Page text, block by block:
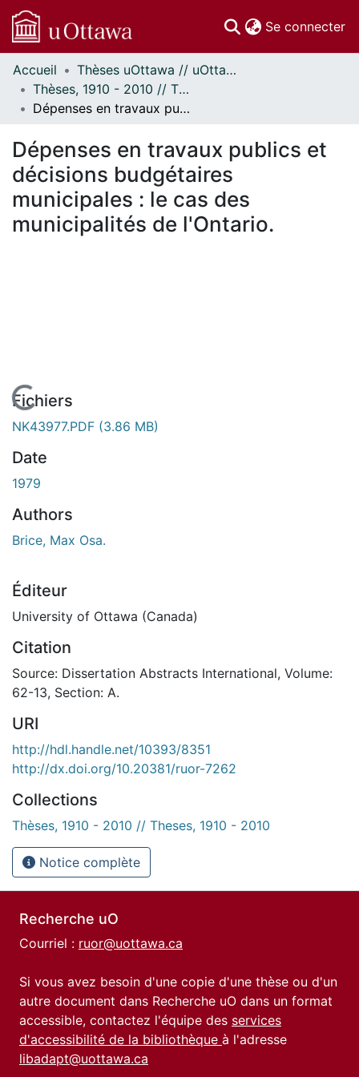
Se connecter
Communautés
et collections
Parcourir
À propos
Accueil
Thèses uOttawa // uOttawa Theses
Thèses, 1910 - 2010 // Theses, 1910 - 2010
Dépenses en travaux publics et décisions budgétaires municipales : le cas des municipalités de l'Ontario.
Dépenses en travaux publics et
décisions budgétaires
municipales : le cas des
municipalités de l'Ontario.
En cours de chargement...
Fichiers
NK43977.PDF (3.86 MB)
Date
1979
Authors
Brice, Max Osa.
Éditeur
University of Ottawa (Canada)
Citation
Source: Dissertation Abstracts International, Volume:
62-13, Section: A.
URI
http://hdl.handle.net/10393/8351
http://dx.doi.org/10.20381/ruor-7262
Collections
Thèses, 1910 - 2010 // Theses, 1910 - 2010
Notice complète
Recherche uO
Courriel : ruor@uottawa.ca
Si vous avez besoin d'une copie d'une thèse ou d'un
autre document dans Recherche uO dans un format
accessible, contactez l'équipe des services
d'accessibilité de la bibliothèque à l'adresse
libadapt@uottawa.ca